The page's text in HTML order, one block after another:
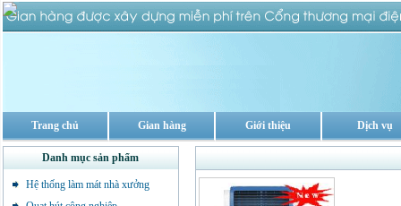
Trang chủ Gian hàng Giới thiệu Dịch vụ
Danh mục sản phẩm
Hệ thống làm mát nhà xưởng